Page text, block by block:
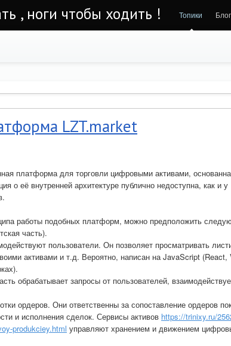
, ноги чтобы ходить ! Топики
LZT.market
платформа для торговли цифровыми активами,
о её внутренней архитектуре публично недоступна, как и у
работы подобных платформ, можно предположить
часть).
пользователи. Он позволяет просматривать
активами и т.д. Вероятно, написан на JavaScript (React,
обрабатывает запросы от пользователей,
ордеров. Они ответственны за сопоставление ордеров
и исполнения сделок. Сервисы активов https://trinixy.ru/
produkciey.html управляют хранением и движением